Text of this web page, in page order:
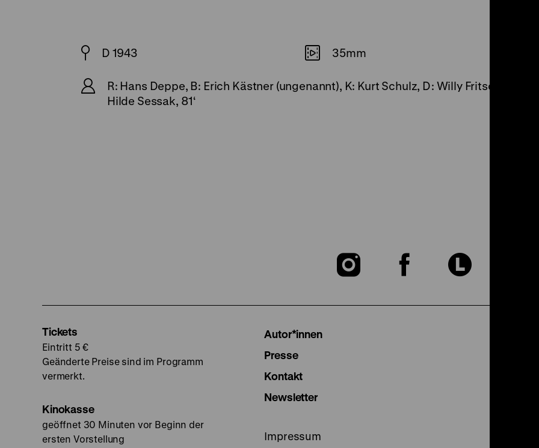
D 1943 35mm
R: Hans Deppe, B: Erich Kästner (ungenannt), K: Kurt Schulz, D: Willy Fritsch,
Hilde Sessak, 81‘
Zu
Zu
Zu
Tickets
Eintritt 5 €
Geänderte Preise sind im Programm
vermerkt.
Kinokasse
geöffnet 30 Minuten vor Beginn der
ersten Vorstellung
Autor*innen
Presse
Kontakt
Newsletter
Impressum